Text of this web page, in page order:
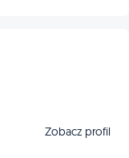
Zobacz profil